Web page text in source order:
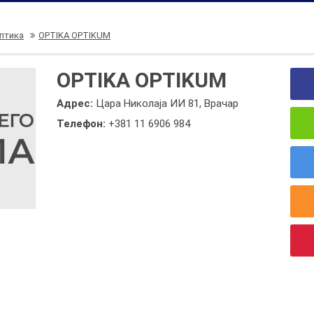
OPTIKA OPTIKUM
OPTIKA OPTIKUM
Адрес: Цара Николаја ИИ 81, Врачар
Телефон: +381 11 6906 984